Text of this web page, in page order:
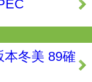
冬美 89確